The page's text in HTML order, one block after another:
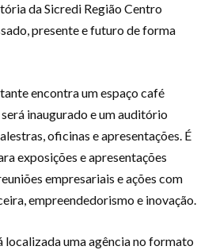
da Sicredi Região Centro
presente e futuro de forma
encontra um espaço café
inaugurado e um auditório
oficinas e apresentações. É
exposições e apresentações
empresariais e ações com
empreendedorismo e inovação.
localizada uma agência no formato